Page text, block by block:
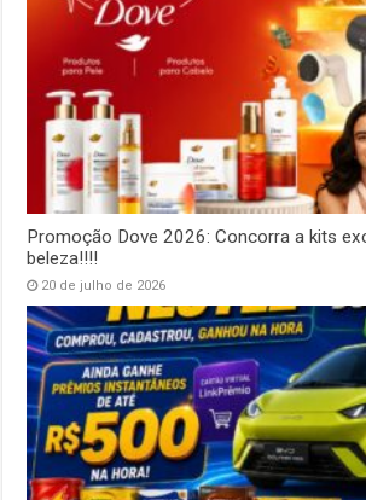
Promoção Dove 2026: Concorra a kits
beleza!!!!
20 de julho de 2026